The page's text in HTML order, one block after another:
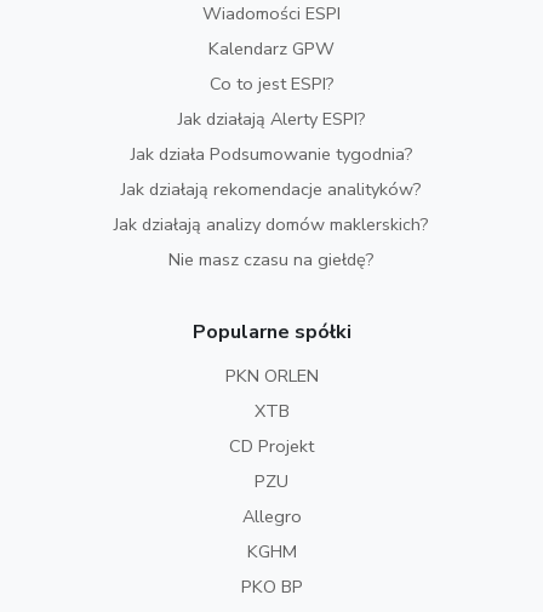
Wiadomości ESPI
Kalendarz GPW
Co to jest ESPI?
Jak działają Alerty ESPI?
Jak działa Podsumowanie tygodnia?
Jak działają rekomendacje analityków?
Jak działają analizy domów maklerskich?
Nie masz czasu na giełdę?
Popularne spółki
PKN ORLEN
XTB
CD Projekt
PZU
Allegro
KGHM
PKO BP